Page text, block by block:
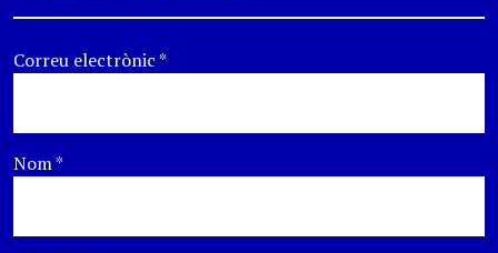
Correu electrònic*
Nom*